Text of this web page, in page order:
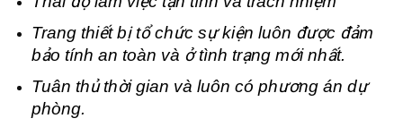
Trang thiết bị tổ chức sự kiện luôn được đảm
bảo tính an toàn và ở tình trạng mới nhất.
Tuân thủ thời gian và luôn có phương án dự
phòng.